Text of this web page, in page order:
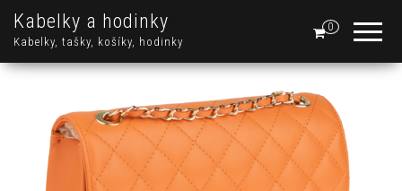
Kabelky a hodinky
Kabelky, tašky, košíky, hodinky
0